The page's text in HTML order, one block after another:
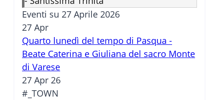
Eventi su 27 Aprile 2026
27 Apr
Quarto lunedì del tempo di Pasqua -
Beate Caterina e Giuliana del sacro Monte
di Varese
27 Apr 26
#_TOWN